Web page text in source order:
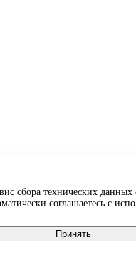
сбора технических
соглашаетесь с
Принять